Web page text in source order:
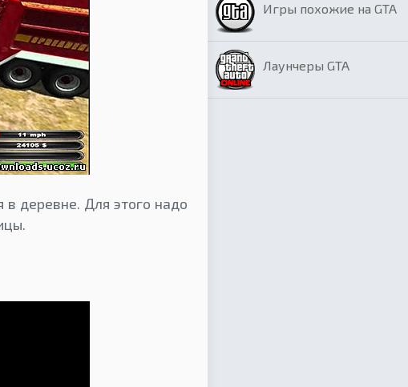
деревне. Для этого надо
Игры похожие на GTA
Лаунчеры GTA